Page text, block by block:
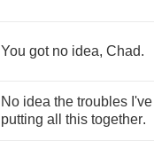
You got no idea, Chad.
No idea the troubles I've
putting all this together.